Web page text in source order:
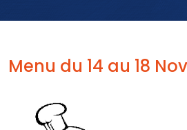
Menu du 14 au 18